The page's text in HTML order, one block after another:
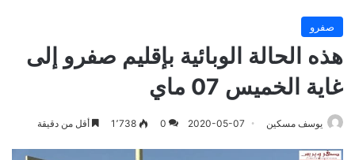
صفرو
هذه الحالة الوبائية بإقليم صفرو إلى
غاية الخميس 07 ماي
يوسف مسكين 2020-05-07
0 1٬738 أقل من دقيقة